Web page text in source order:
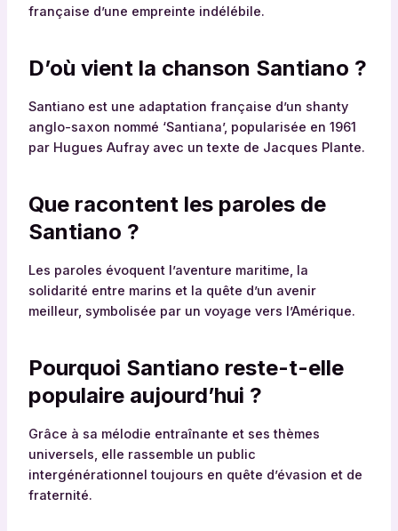
française d’une empreinte indélébile.
D’où vient la chanson Santiano ?
Santiano est une adaptation française d’un shanty
anglo-saxon nommé ‘Santiana’, popularisée en 1961
par Hugues Aufray avec un texte de Jacques Plante.
Que racontent les paroles de
Santiano ?
Les paroles évoquent l’aventure maritime, la
solidarité entre marins et la quête d’un avenir
meilleur, symbolisée par un voyage vers l’Amérique.
Pourquoi Santiano reste-t-elle
populaire aujourd’hui ?
Grâce à sa mélodie entraînante et ses thèmes
universels, elle rassemble un public
intergénérationnel toujours en quête d’évasion et de
fraternité.